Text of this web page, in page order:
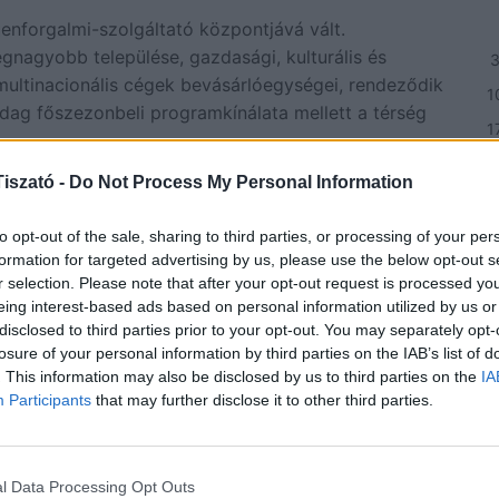
- Do Not Process My Personal Information
opt-out of the sale, sharing to third parties, or processing of your
for targeted advertising by us, please use the below opt-out
selection. Please note that after your opt-out request is processed
interest-based ads based on personal information utilized by us
to third parties prior to your opt-out. You may separately
of your personal information by third parties on the IAB’s list of
This information may also be disclosed by us to third parties on the
Participants that may further disclose it to other third parties.
Data Processing Opt Outs
szolgáltató központjává vált.
települése, gazdasági, kulturális és
cégek bevásárlóegységei, rendeződik
főszezonbeli programkínálata mellett a térség
környezet, aszabadstrand, aThermál Strand – és
szállások gazdag kínálata miatt keresik fel.
Az üdülőterület az ökoturizmus célpontja.
meg itt. A környék védett természeti
vendégek kedvelt helye. Az idelátogatóknak
a Tisza mentén kerékpáros túrán való részvételre.
Nemzeti Park megalakítása óta védett, és a
az ökoturizmus céljait szolgálja. A tó középső
a pusztakócsi mocsarakhoz tartozó
3